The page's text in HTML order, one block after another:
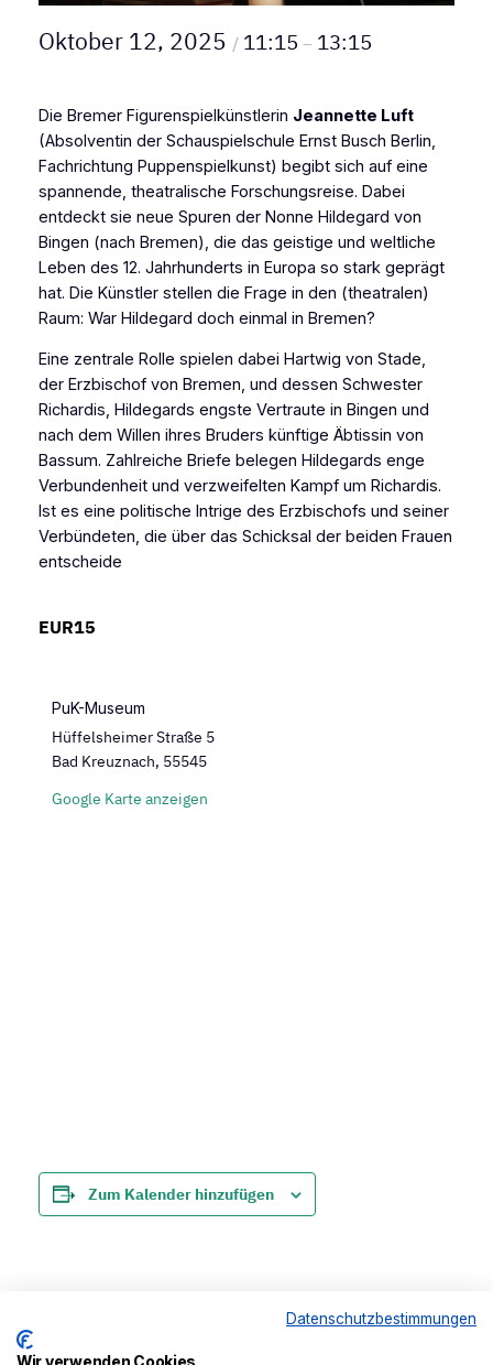
Oktober 12, 2025 / 11:15 – 13:15
Die Bremer Figurenspielkünstlerin Jeannette Luft
(Absolventin der Schauspielschule Ernst Busch Berlin,
Fachrichtung Puppenspielkunst) begibt sich auf eine
spannende, theatralische Forschungsreise. Dabei
entdeckt sie neue Spuren der Nonne Hildegard von
Bingen (nach Bremen), die das geistige und weltliche
Leben des 12. Jahrhunderts in Europa so stark geprägt
hat. Die Künstler stellen die Frage in den (theatralen)
Raum: War Hildegard doch einmal in Bremen?
Eine zentrale Rolle spielen dabei Hartwig von Stade,
der Erzbischof von Bremen, und dessen Schwester
Richardis, Hildegards engste Vertraute in Bingen und
nach dem Willen ihres Bruders künftige Äbtissin von
Bassum. Zahlreiche Briefe belegen Hildegards enge
Verbundenheit und verzweifelten Kampf um Richardis.
Ist es eine politische Intrige des Erzbischofs und seiner
Verbündeten, die über das Schicksal der beiden Frauen
entscheide
EUR15
PuK-Museum
Hüffelsheimer Straße 5
Bad Kreuznach, 55545
Google Karte anzeigen
Zum Kalender hinzufügen
Navigation
DON KOSAKEN CHOR
Datenschutzbestimmungen